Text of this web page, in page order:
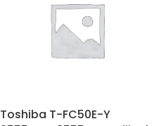
Toshiba T-FC50E-Y